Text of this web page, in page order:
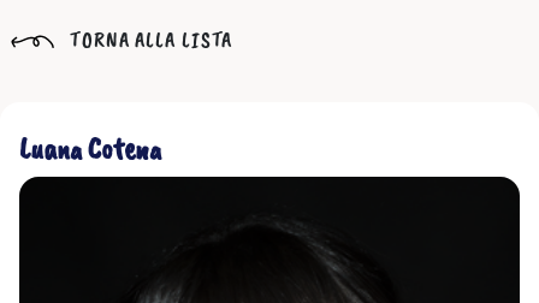
La nostra storia
Il nostro network
La nostra comunità
TORNA ALLA LISTA
Luana Cotena